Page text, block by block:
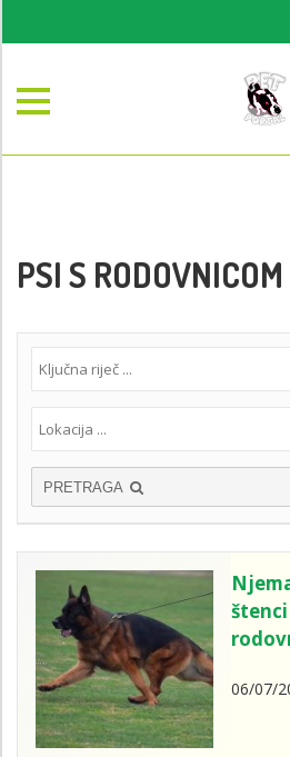
PSI S RODOVNICOM
PRETRAGA
štenci
06/07/